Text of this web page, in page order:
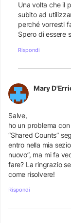
Una volta che il
subito ad
perché vorresti
Spero di essere
Rispondi
Mary
Salve,
ho un problema
“Shared Counts”
entro nella mia
nuovo”, ma mi fa
fare? La ringrazio
come risolvere!
Rispondi